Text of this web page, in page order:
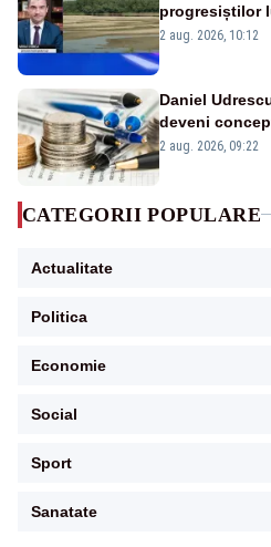
progresiștilor
protejăm și
2 aug. 2026, 10:12
Daniel
deveni
viitoare?
2 aug. 2026, 09:22
CATEGORII POPULARE
Actualitate
Politica
Economie
Social
Sport
Sanatate